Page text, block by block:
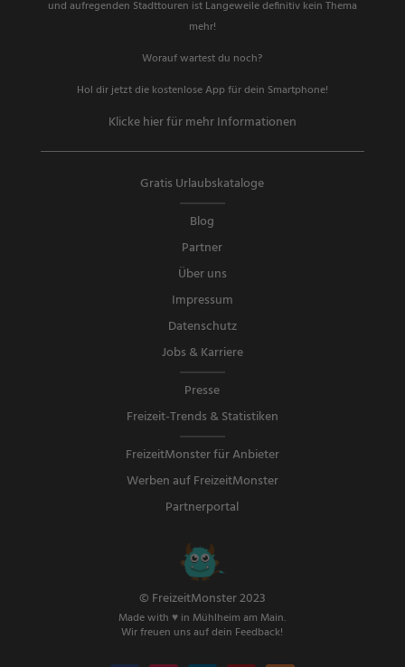
und aufregenden Stadttouren ist Langeweile definitiv kein Thema
mehr!
Worauf wartest du noch?
Hol dir jetzt die kostenlose App für dein Smartphone!
Klicke hier für mehr Informationen
Gratis Urlaubskataloge
Blog
Partner
Über uns
Impressum
Datenschutz
Jobs & Karriere
Presse
Freizeit-Trends & Statistiken
FreizeitMonster für Anbieter
Werben auf FreizeitMonster
Partnerportal
© FreizeitMonster 2023
Made with ♥ in Mühlheim am Main.
Wir freuen uns auf dein Feedback!